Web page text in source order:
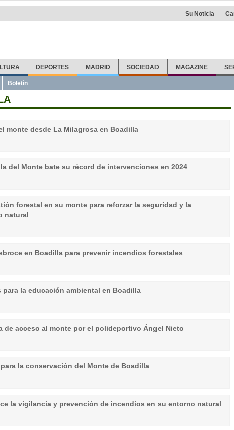
Su Noticia
DEPORTES MADRID SOCIEDAD MAGAZINE
Boletín
monte desde La Milagrosa en Boadilla
del Monte bate su récord de intervenciones en 2024
forestal en su monte para reforzar la seguridad y la
natural
en Boadilla para prevenir incendios forestales
para la educación ambiental en Boadilla
de acceso al monte por el polideportivo Ángel Nieto
la conservación del Monte de Boadilla
la vigilancia y prevención de incendios en su entorno natural